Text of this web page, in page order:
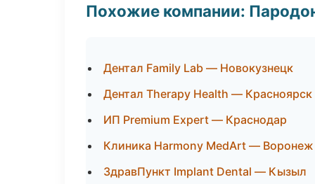
Похожие компании:
Дентал Family Lab — Новокузнецк
Дентал Therapy Health — Красноярск
ИП Premium Expert — Краснодар
Клиника Harmony MedArt — Воронеж
ЗдравПункт Implant Dental — Кызыл